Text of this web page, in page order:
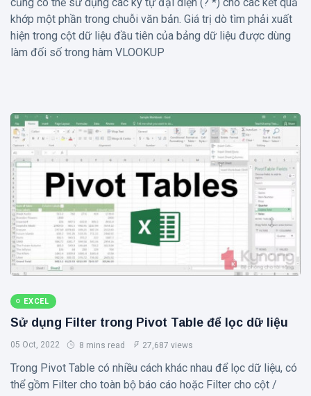
khớp một phần trong chuỗi văn bản. Giá trị dò tìm phải xuất
hiện trong cột dữ liệu đầu tiên của bảng dữ liệu được dùng
làm đối số trong hàm VLOOKUP
EXCEL
Sử dụng Filter trong Pivot Table để lọc dữ liệu
05 Oct, 2022 8 mins read 27,687 views
Trong Pivot Table có nhiều cách khác nhau để lọc dữ liệu, có
thể gồm Filter cho toàn bộ báo cáo hoặc Filter cho cột /